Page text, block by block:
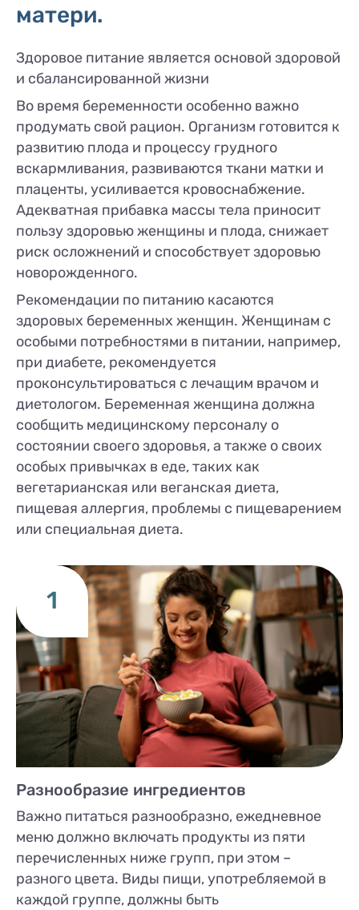
матери.
Здоровое питание является основой здоровой
и сбалансированной жизни
Во время беременности особенно важно
продумать свой рацион. Организм готовится к
развитию плода и процессу грудного
вскармливания, развиваются ткани матки и
плаценты, усиливается кровоснабжение.
Адекватная прибавка массы тела приносит
пользу здоровью женщины и плода, снижает
риск осложнений и способствует здоровью
новорожденного.
Рекомендации по питанию касаются
здоровых беременных женщин. Женщинам с
особыми потребностями в питании, например,
при диабете, рекомендуется
проконсультироваться с лечащим врачом и
диетологом. Беременная женщина должна
сообщить медицинскому персоналу о
состоянии своего здоровья, а также о своих
особых привычках в еде, таких как
вегетарианская или веганская диета,
пищевая аллергия, проблемы с пищеварением
или специальная диета.
1
Разнообразие ингредиентов
Важно питаться разнообразно, ежедневное
меню должно включать продукты из пяти
перечисленных ниже групп, при этом –
разного цвета. Виды пищи, употребляемой в
каждой группе, должны быть